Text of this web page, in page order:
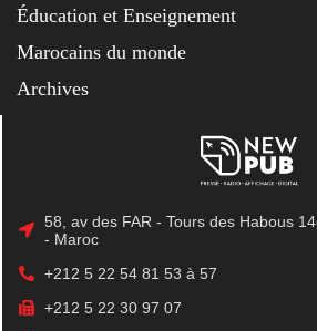
Éducation et Enseignement
Marocains du monde
Archives
58, av des FAR - Tours des Habous
- Maroc
+212 5 22 54 81 53 à 57
+212 5 22 30 97 07